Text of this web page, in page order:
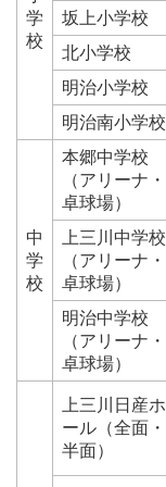
学
校
坂上小学校
北小学校
明治小学校
明治南小学校
中
学
校
本郷中学校
（アリーナ・
卓球場）
上三川中学校
（アリーナ・
卓球場）
明治中学校
（アリーナ・
卓球場）
上三川日産ホ
ール（全面・
半面）